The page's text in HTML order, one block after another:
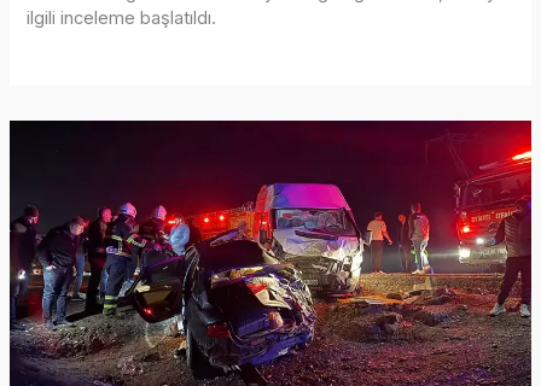
ilgili inceleme başlatıldı.